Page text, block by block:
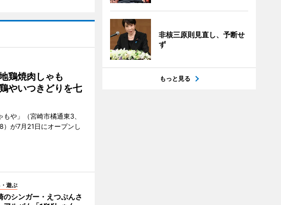
鶏焼肉しゃも
やいつきどりを七
もや」（宮崎市橘通東3、
が7月21日にオープンし
遊ぶ
のシンガー・えつぷんさ
非核三原則見直し、予断せ
ず
もっと見る